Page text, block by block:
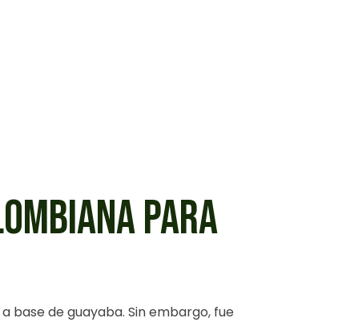
PARA
base de guayaba. Sin embargo, fue